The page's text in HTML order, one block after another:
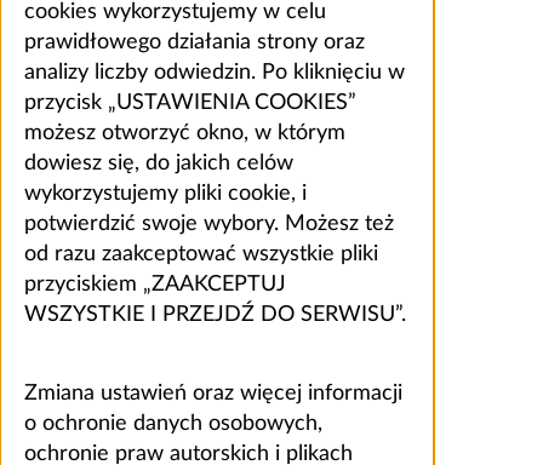
cookies wykorzystujemy w celu
prawidłowego działania strony oraz
analizy liczby odwiedzin. Po kliknięciu w
przycisk „USTAWIENIA COOKIES”
możesz otworzyć okno, w którym
dowiesz się, do jakich celów
wykorzystujemy pliki cookie, i
potwierdzić swoje wybory. Możesz też
od razu zaakceptować wszystkie pliki
przyciskiem „ZAAKCEPTUJ
WSZYSTKIE I PRZEJDŹ DO SERWISU”.
Zmiana ustawień oraz więcej informacji
o ochronie danych osobowych,
ochronie praw autorskich i plikach